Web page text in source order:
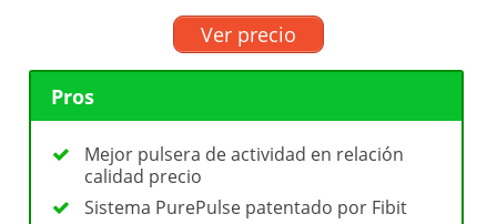
Ver precio
Pros
Mejor pulsera de actividad en relación
calidad precio
Sistema PurePulse patentado por Fibit